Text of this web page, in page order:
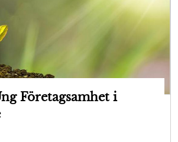
Företagsamhet i